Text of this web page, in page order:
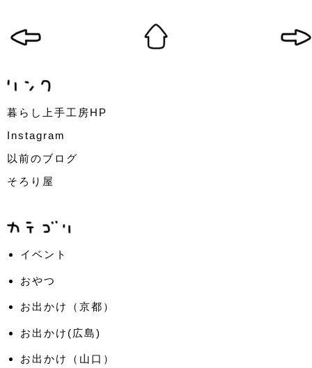
暮らし上手工房HP
Instagram
以前のブログ
そろり屋
イベント
おやつ
お出かけ（京都）
お出かけ(広島)
お出かけ（山口）